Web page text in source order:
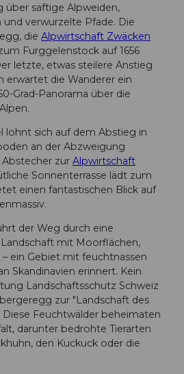
über saftige Alpweiden,
verwurzelte Pfade. Die
die Alpwirtschaft Zwäcken
Furggelenstock auf 1656
letzte, etwas steilere Anstieg
erwartet die Wanderer ein
Grad-Panorama über die
lohnt sich auf dem Abstieg in
an der Abzweigung
zur Alpwirtschaft
Sonnenterrasse lädt zum
einen fantastischen Blick auf
der Weg durch eine
mit Moorflächen,
ein Gebiet mit feuchtnassen
Skandinavien erinnert. Kein
Landschaftsschutz Schweiz
zur "Landschaft des
Diese Feuchtwälder beheimaten
darunter bedrohte Tierarten
den Kuckuck oder die